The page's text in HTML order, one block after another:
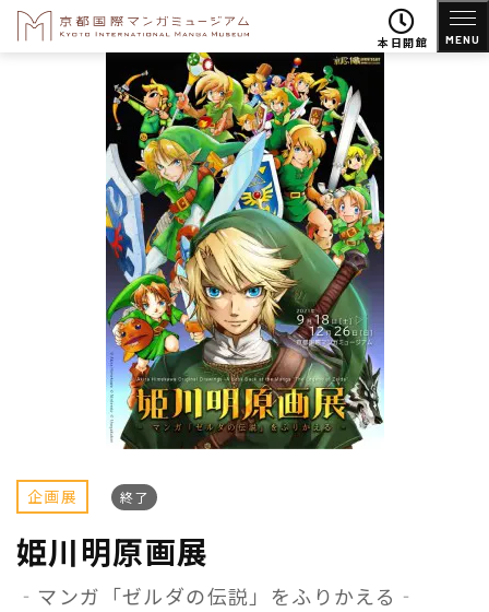
本日開館 MENU
企画展 終了
姫川明原画展
‐マンガ「ゼルダの伝説」をふりかえる‐